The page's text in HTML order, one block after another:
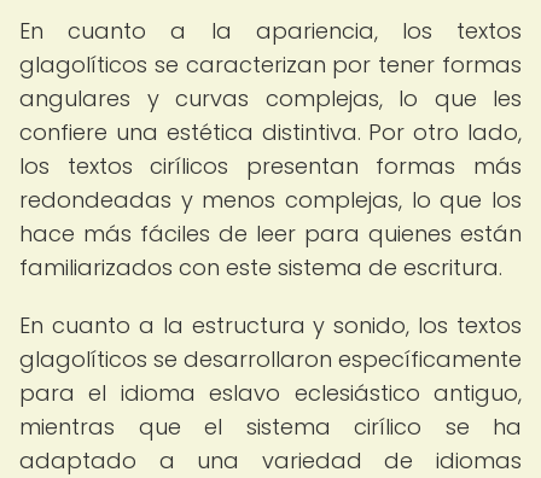
En cuanto a la apariencia, los textos
glagolíticos se caracterizan por tener formas
angulares y curvas complejas, lo que les
confiere una estética distintiva. Por otro lado,
los textos cirílicos presentan formas más
redondeadas y menos complejas, lo que los
hace más fáciles de leer para quienes están
familiarizados con este sistema de escritura.
En cuanto a la estructura y sonido, los textos
glagolíticos se desarrollaron específicamente
para el idioma eslavo eclesiástico antiguo,
mientras que el sistema cirílico se ha
adaptado a una variedad de idiomas